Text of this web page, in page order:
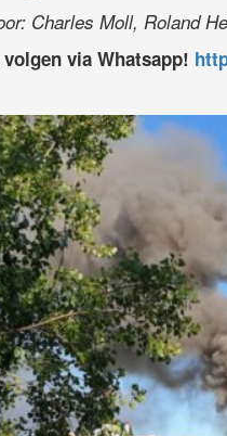
Charles Moll, Roland
via Whatsapp!